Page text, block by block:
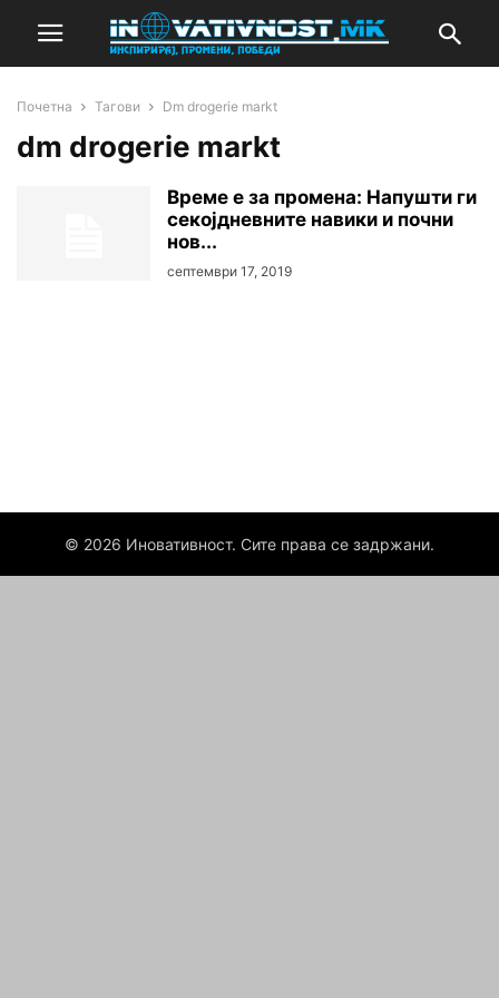
Почетна Тагови Dm drogerie markt
dm drogerie markt
Време е за промена: Напушти ги
секојдневните навики и почни
нов...
септември 17, 2019
© 2026 Иновативност. Сите права се задржани.